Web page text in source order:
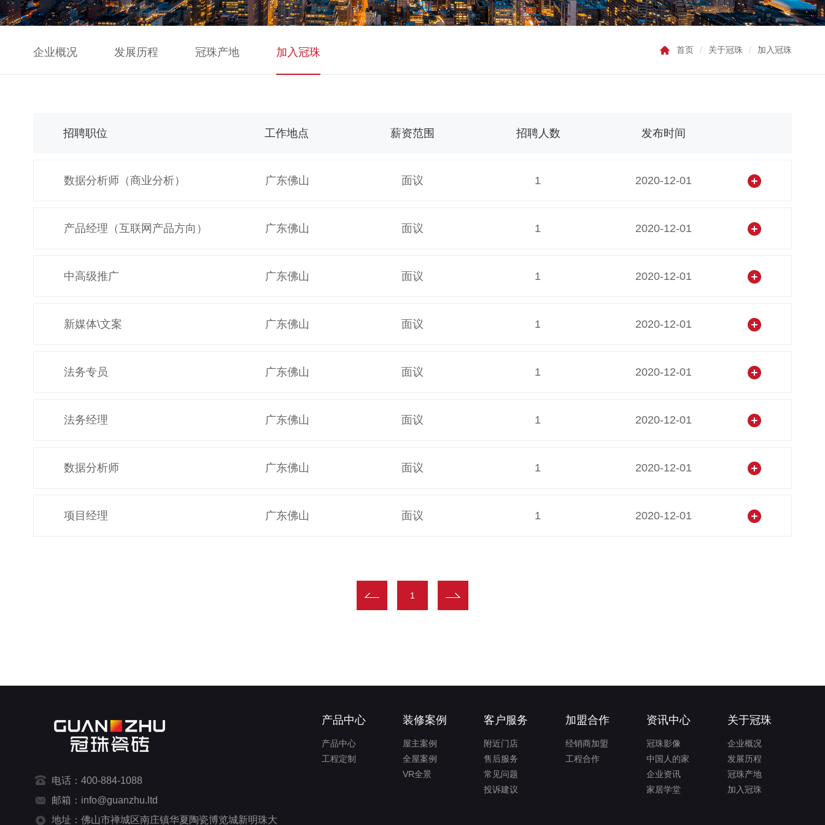
首页 / 关于冠珠 / 加入冠珠
企业概况 发展历程 冠珠产地 加入冠珠
招聘职位 工作地点 薪资范围 招聘人数 发布时间
数据分析师（商业分析） 广东佛山 面议 1 2020-12-01
产品经理（互联网产品方向） 广东佛山 面议 1 2020-12-01
中高级推广 广东佛山 面议 1 2020-12-01
新媒体\文案 广东佛山 面议 1 2020-12-01
法务专员 广东佛山 面议 1 2020-12-01
法务经理 广东佛山 面议 1 2020-12-01
数据分析师 广东佛山 面议 1 2020-12-01
项目经理 广东佛山 面议 1 2020-12-01
1
产品中心
产品中心
工程定制
装修案例
屋主案例
全屋案例
VR全景
客户服务
附近门店
售后服务
常见问题
投诉建议
加盟合作
经销商加盟
工程合作
资讯中心
冠珠影像
中国人的家
企业资讯
家居学堂
关于冠珠
企业概况
发展历程
冠珠产地
加入冠珠
电话：400-884-1088
邮箱：info@guanzhu.ltd
地址：佛山市禅城区南庄镇华夏陶瓷博览城新明珠大